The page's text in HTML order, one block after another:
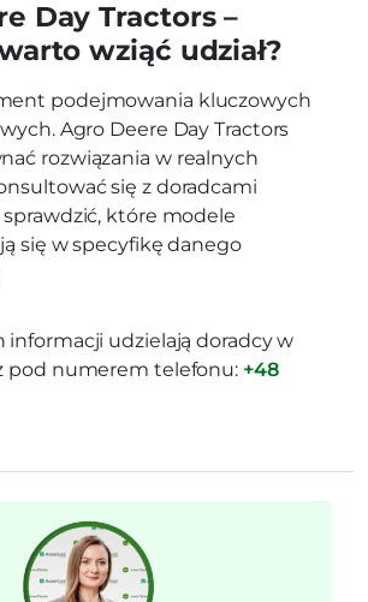
Day Tractors –
wziąć udział?
podejmowania kluczowych
Agro Deere Day Tractors
rozwiązania w realnych
się z doradcami
które modele
się w specyfikę danego
informacji udzielają doradcy w
pod numerem telefonu: +48